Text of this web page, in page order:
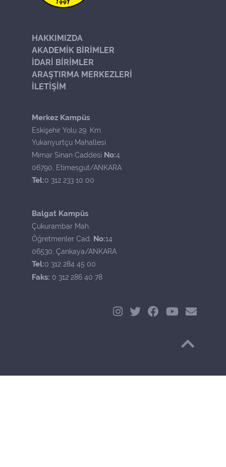
HAKKIMIZDA
AKADEMİK BİRİMLER
İDARİ BİRİMLER
ARAŞTIRMA MERKEZLERİ
İLETİŞİM
Merkez Kampüs
Eskişehir Yolu 29. Km.
Yukarıyurtçu Mahallesi
Mimar Sinan Caddesi No:4
06790, Etimesgut/ANKARA
Tel:0 312 233 10 00
Balgat Kampüs
Çukurambar Mah.
Öğretmenler Cad. No:14
06530, Çankaya/ANKARA
Tel:0 312 284 45 00
Faks: 0 312 286 40 78